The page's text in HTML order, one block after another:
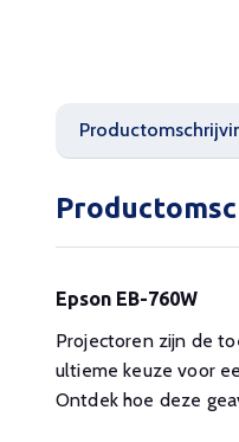
Epson EB-760W
Projectoren zijn de
ultieme keuze voor
Ontdek hoe deze